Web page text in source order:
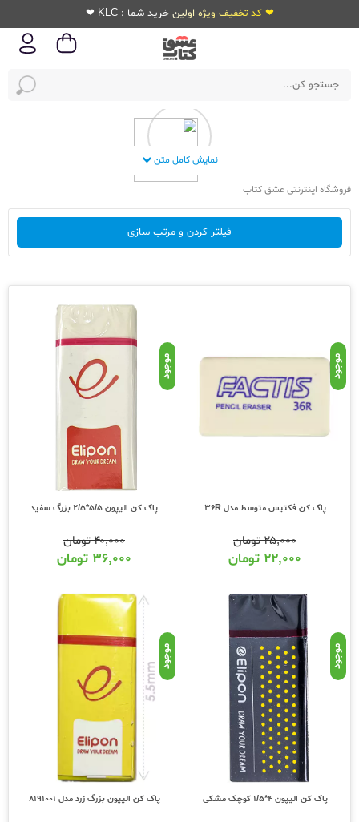
❤ کد تخفیف ویژه اولین خرید شما : KLC ❤
نمایش کامل متن
فروشگاه اینترنتی عشق کتاب
فیلتر کردن و مرتب سازی
موجود
پاک کن فکتیس متوسط مدل 36R
۲۵,۰۰۰تومان
۲۲,۰۰۰ تومان
موجود
پاک کن الیپون 5/5*2/5 بزرگ سفید
۴۰,۰۰۰تومان
۳۶,۰۰۰ تومان
موجود
پاک کن الیپون 4*1/5 کوچک مشکی
موجود
پاک کن الیپون بزرگ زرد مدل 8191001